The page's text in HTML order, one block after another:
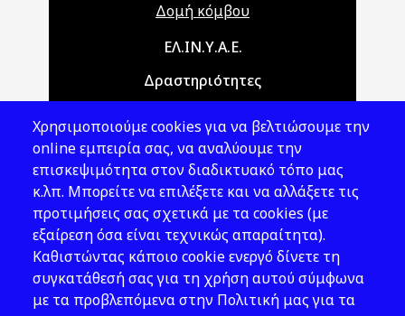
Δομή κόμβου
Main navigationΕΛ.ΙΝ.Υ.Α.Ε.
Δραστηριότητες
Νομοθεσία
Εκδόσεις
Νέα - Εκδηλώσεις
Ακολουθήστε μας
Χρησιμοποιούμε cookies για να βελτιώσουμε την
online εμπειρία σας, να αναλύουμε την
επισκεψιμότητα στον διαδικτυακό τόπο μας
κ.λπ. Μπορείτε να επιλέξετε και να αλλάξετε τις
προτιμήσεις σας σχετικά με τα cookies (με
εξαίρεση όσα είναι τεχνικώς απαραίτητα).
Καθιστώντας κάποιο cookie ενεργό δίνετε τη
συγκατάθεσή σας για τη χρήση αυτού σύμφωνα
με τα προβλεπόμενα στην Πολιτική μας για τα